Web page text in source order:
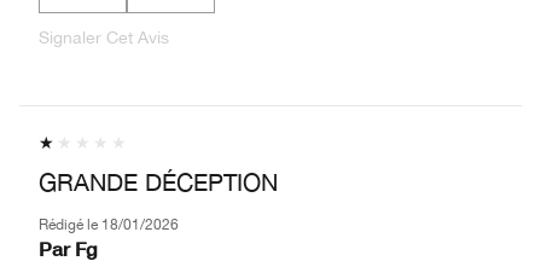
Signaler Cet Avis
GRANDE DÉCEPTION
Rédigé le 18/01/2026
Par Fg